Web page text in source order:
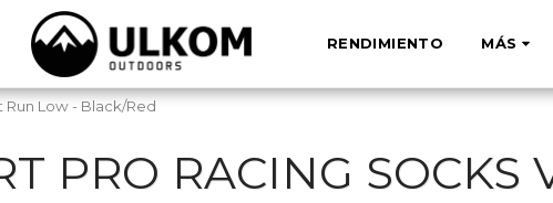
RENDIMIENTO MÁS
Low - Black/Red
PRO RACING SOCKS